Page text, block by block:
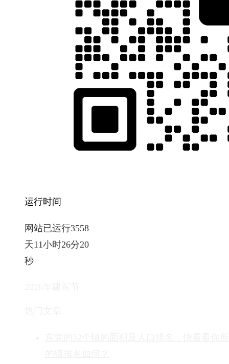
运行时间
网站已运行3558
天11小时26分21
秒